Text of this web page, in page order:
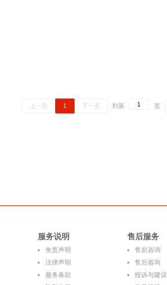
上一页 1 下一页 到第 页
服务说明
免责声明
法律声明
服务条款
售后服务
售前咨询
售后咨询
投诉与建议